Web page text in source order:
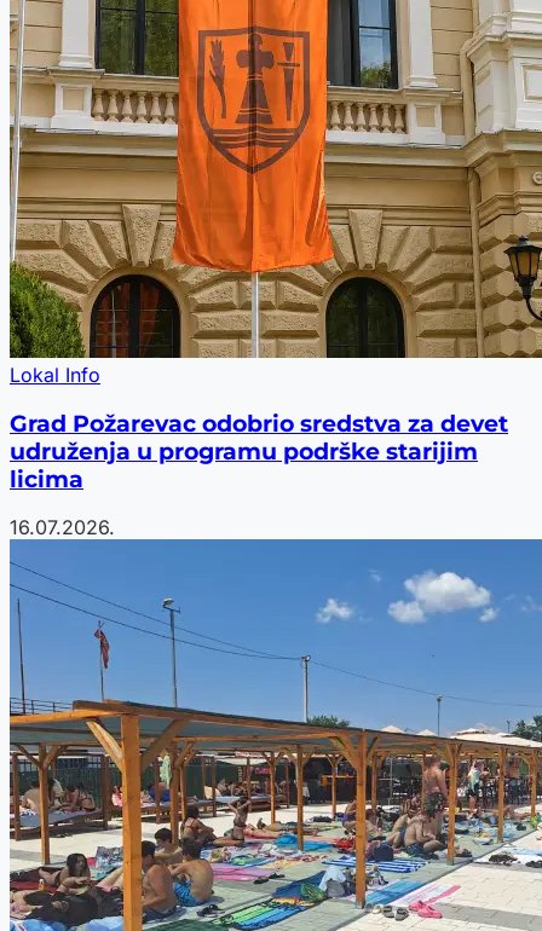
Lokal Info
Grad Požarevac odobrio sredstva za devet
udruženja u programu podrške starijim
licima
16.07.2026.